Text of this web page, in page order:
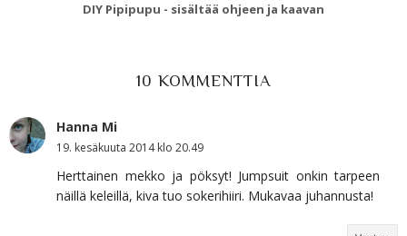
DIY Pipipupu - sisältää ohjeen ja kaavan
10 KOMMENTTIA
Hanna Mi
19. kesäkuuta 2014 klo 20.49
Herttainen mekko ja pöksyt! Jumpsuit onkin tarpeen
näillä keleillä, kiva tuo sokerihiiri. Mukavaa juhannusta!